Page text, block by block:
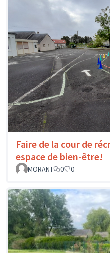
Faire de la cour de
espace de bien-être!
MORANT
0 0